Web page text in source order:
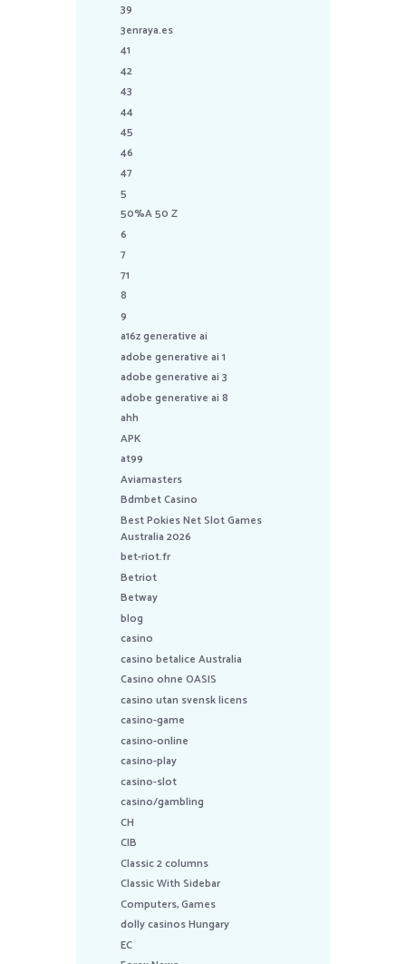
39
3enraya.es
41
42
43
44
45
46
47
5
50%A 50 Z
6
7
71
8
9
a16z generative ai
adobe generative ai 1
adobe generative ai 3
adobe generative ai 8
ahh
APK
at99
Aviamasters
Bdmbet Casino
Best Pokies Net Slot Games
Australia 2026
bet-riot.fr
Betriot
Betway
blog
casino
casino betalice Australia
Casino ohne OASIS
casino utan svensk licens
casino-game
casino-online
casino-play
casino-slot
casino/gambling
CH
CIB
Classic 2 columns
Classic With Sidebar
Computers, Games
dolly casinos Hungary
EC